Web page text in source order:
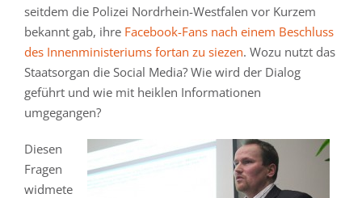
seitdem die Polizei Nordrhein-Westfalen vor Kurzem
bekannt gab, ihre Facebook-Fans nach einem Beschluss
des Innenministeriums fortan zu siezen. Wozu nutzt das
Staatsorgan die Social Media? Wie wird der Dialog
geführt und wie mit heiklen Informationen
umgegangen?
Diesen
Fragen
widmete